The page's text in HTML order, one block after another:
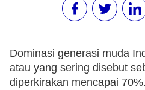
Dominasi generasi muda
atau yang sering disebut
diperkirakan mencapai